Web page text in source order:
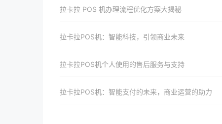
拉卡拉 POS 机办理流程优化方案大揭秘
拉卡拉POS机：智能科技，引领商业未来
拉卡拉POS机个人使用的售后服务与支持
拉卡拉POS机：智能支付的未来，商业运营的助力